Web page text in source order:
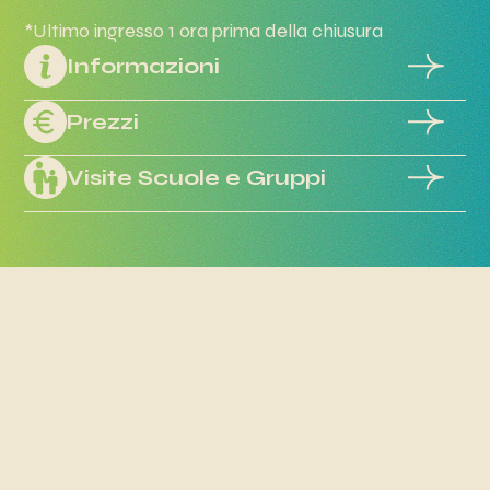
*Ultimo ingresso 1 ora prima della chiusura
Informazioni
Prezzi
Visite Scuole e Gruppi